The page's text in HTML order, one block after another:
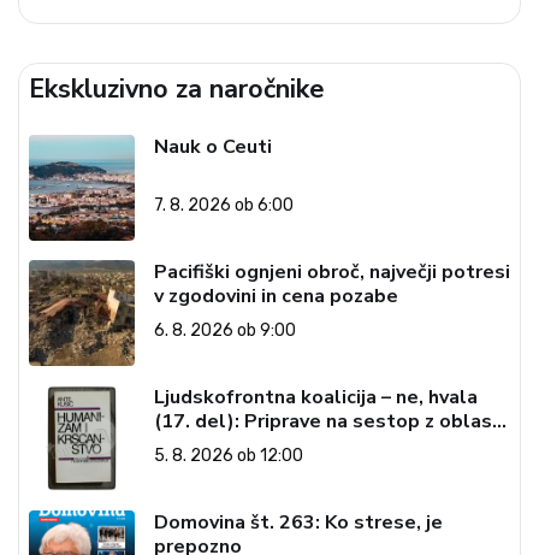
Ekskluzivno za naročnike
Nauk o Ceuti
7. 8. 2026 ob 6:00
Pacifiški ognjeni obroč, največji potresi
v zgodovini in cena pozabe
6. 8. 2026 ob 9:00
Ljudskofrontna koalicija – ne, hvala
(17. del): Priprave na sestop z oblasti
– dvorska opozicija 6: Gramsci na delu:
Revija 2000 in revolucionarna
5. 8. 2026 ob 12:00
Domovina št. 263: Ko strese, je
prepozno